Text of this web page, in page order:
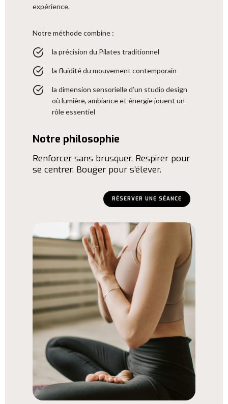
expérience.
Notre méthode combine :
la précision du Pilates traditionnel
la fluidité du mouvement contemporain
la dimension sensorielle d’un studio design
où lumière, ambiance et énergie jouent un
rôle essentiel
Notre philosophie
Renforcer sans brusquer. Respirer pour
se centrer. Bouger pour s’élever.
RÉSERVER UNE SÉANCE